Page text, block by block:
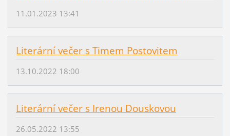
11.01.2023 13:41
Literární večer s Timem Postovitem
13.10.2022 18:00
Literární večer s Irenou Douskovou
26.05.2022 13:55